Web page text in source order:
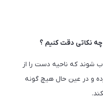
نکاتی دقت کنیم ؟
شوند که ناحیه دست را از
و در عین حال هیچ گونه